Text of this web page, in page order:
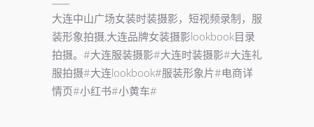
大连中山广场女装时装摄影，短视频录制，服
装形象拍摄,大连品牌女装摄影lookbook目录
拍摄。#大连服装摄影#大连时装摄影#大连礼
服拍摄#大连lookbook#服装形象片#电商详
情页#小红书#小黄车#